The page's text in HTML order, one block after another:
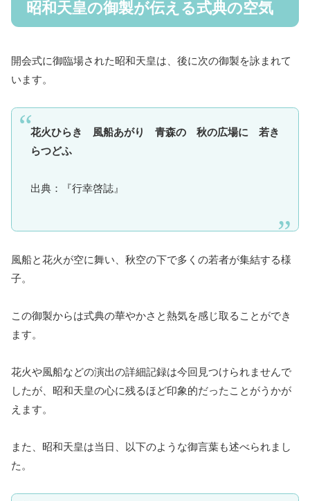
昭和天皇の御製が伝える式典の空気
開会式に御臨場された昭和天皇は、後に次の御製を詠まれて
います。
花火ひらき 風船あがり 青森の 秋の広場に 若き
らつどふ
出典：『行幸啓誌』
風船と花火が空に舞い、秋空の下で多くの若者が集結する様
子。
この御製からは式典の華やかさと熱気を感じ取ることができ
ます。
花火や風船などの演出の詳細記録は今回見つけられませんで
したが、昭和天皇の心に残るほど印象的だったことがうかが
えます。
また、昭和天皇は当日、以下のような御言葉も述べられまし
た。